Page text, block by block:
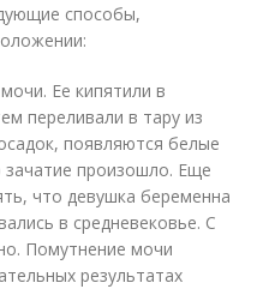
способы,
Ее кипятили в
переливали в тару из
появляются белые
произошло. Еще
что девушка беременна
в средневековье. С
Помутнение мочи
результатах